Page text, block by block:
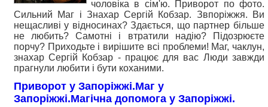
чоловіка в сім'ю. Приворот по фото.
Сильний Маг і Знахар Сергій Кобзар. Звпоріжжя. Ви
нещасливі у відносинах? Здається, що партнер більше
не любить? Самотні і втратили надію? Підозрюєте
порчу? Приходьте і вирішите всі проблеми! Маг, чаклун,
знахар Сергій Кобзар - працює для вас Люди завжди
прагнули любити і бути коханими.
Приворот у Запоріжжі.Маг у
Запоріжжі.Магічна допомога у Запоріжжі.